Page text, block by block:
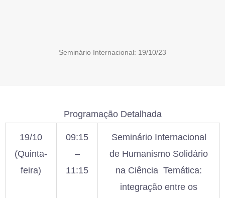
Seminário Internacional: 19/10/23
Programação Detalhada
19/10
(Quinta-
feira)
09:15
–
11:15
Seminário Internacional
de Humanismo Solidário
na Ciência Temática:
integração entre os